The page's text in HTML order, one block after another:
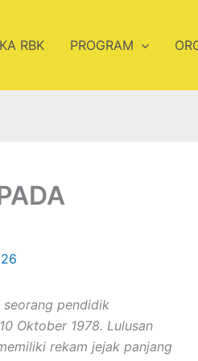
RBK PROGRAM
seorang pendidik
Oktober 1978. Lulusan
rekam jejak panjang